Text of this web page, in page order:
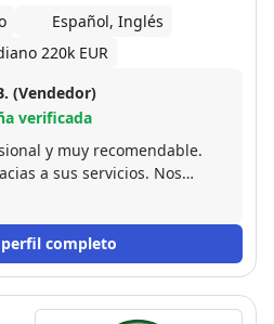
Español, Inglés
220k EUR
(Vendedor)
verificada
y muy recomendable.
a sus servicios. Nos
de lo que pensabamos.
completo